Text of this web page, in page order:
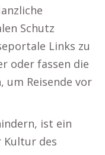
Schutz
Links zu
oder fassen die
um Reisende vor
ist ein
des